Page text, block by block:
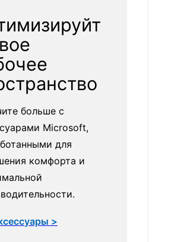
больше с
Microsoft,
для
комфорта и
>